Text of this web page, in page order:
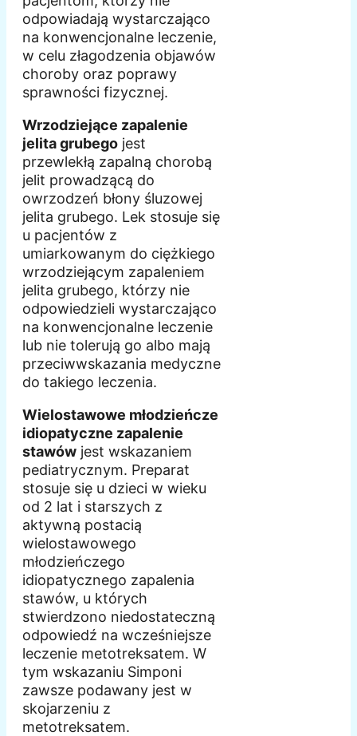
odpowiadają wystarczająco
na konwencjonalne leczenie,
w celu złagodzenia objawów
choroby oraz poprawy
sprawności fizycznej.
Wrzodziejące zapalenie
jelita grubego jest
przewlekłą zapalną chorobą
jelit prowadzącą do
owrzodzeń błony śluzowej
jelita grubego. Lek stosuje się
u pacjentów z
umiarkowanym do ciężkiego
wrzodziejącym zapaleniem
jelita grubego, którzy nie
odpowiedzieli wystarczająco
na konwencjonalne leczenie
lub nie tolerują go albo mają
przeciwwskazania medyczne
do takiego leczenia.
Wielostawowe młodzieńcze
idiopatyczne zapalenie
stawów jest wskazaniem
pediatrycznym. Preparat
stosuje się u dzieci w wieku
od 2 lat i starszych z
aktywną postacią
wielostawowego
młodzieńczego
idiopatycznego zapalenia
stawów, u których
stwierdzono niedostateczną
odpowiedź na wcześniejsze
leczenie metotreksatem. W
tym wskazaniu Simponi
zawsze podawany jest w
skojarzeniu z
metotreksatem.